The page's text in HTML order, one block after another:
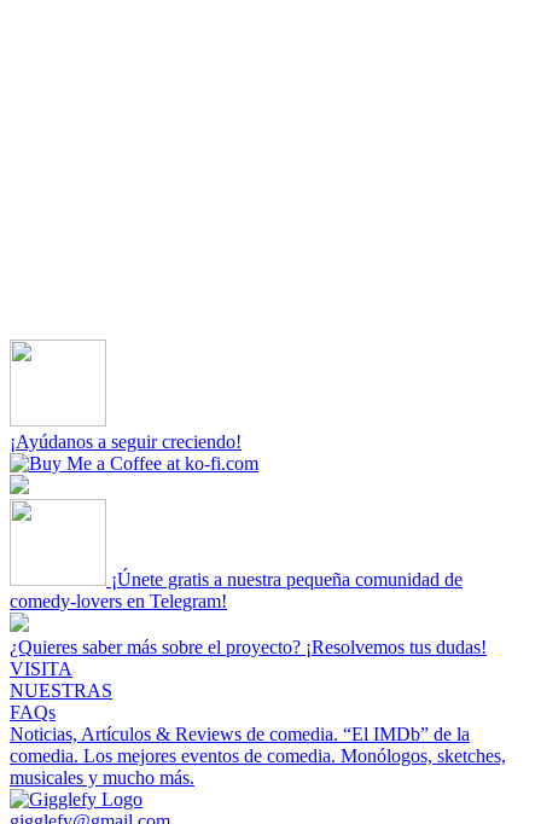
¡Ayúdanos a seguir creciendo!
¡Únete gratis a nuestra pequeña comunidad de
comedy-lovers en Telegram!
¿Quieres saber más sobre el proyecto? ¡Resolvemos tus dudas!
VISITA
NUESTRAS
FAQs
Noticias, Artículos & Reviews de comedia. “El IMDb” de la
comedia. Los mejores eventos de comedia. Monólogos, sketches,
musicales y mucho más.